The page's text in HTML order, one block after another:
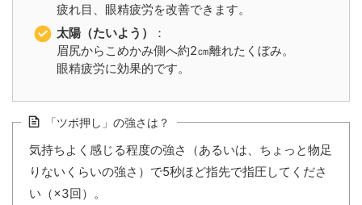
疲れ目、眼精疲労を改善できます。
太陽（たいよう）
：
眉尻からこめかみ側へ約2㎝離れたくぼみ。
眼精疲労に効果的です。
「ツボ押し」の強さは？
気持ちよく感じる程度の強さ（あるいは、ちょっと物足
りないくらいの強さ）で5秒ほど指先で指圧してくださ
い（×3回）。